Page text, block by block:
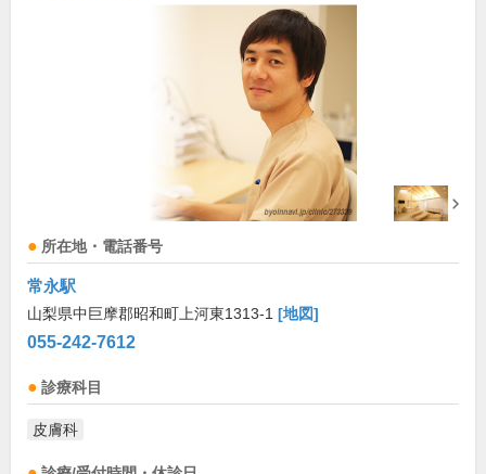
所在地・電話番号
常永駅
山梨県中巨摩郡昭和町上河東1313-1 [地図]
055-242-7612
診療科目
皮膚科